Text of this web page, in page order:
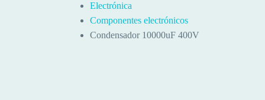
Electrónica
Componentes electrónicos
Condensador 10000uF 400V